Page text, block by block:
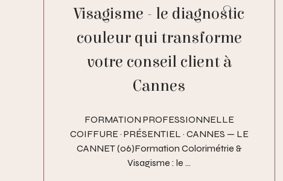
Visagisme - le diagnostic
couleur qui transforme
votre conseil client à
Cannes
FORMATION PROFESSIONNELLE
COIFFURE · PRÉSENTIEL · CANNES — LE
CANNET (06)Formation Colorimétrie &
Visagisme : le ...